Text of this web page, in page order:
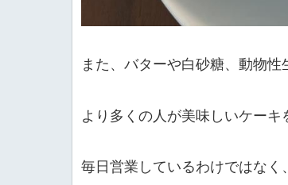
また、バターや白砂糖、動物性
より多くの人が美味しいケーキ
毎日営業しているわけではなく